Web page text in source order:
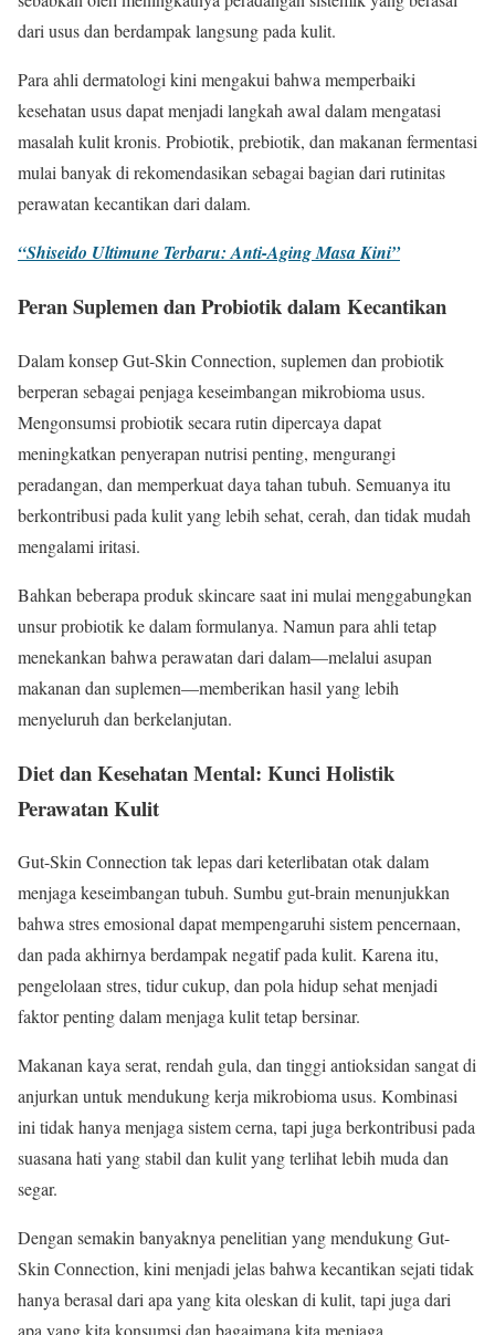
dari usus dan berdampak langsung pada kulit.
Para ahli dermatologi kini mengakui bahwa memperbaiki
kesehatan usus dapat menjadi langkah awal dalam mengatasi
masalah kulit kronis. Probiotik, prebiotik, dan makanan fermentasi
mulai banyak di rekomendasikan sebagai bagian dari rutinitas
perawatan kecantikan dari dalam.
“Shiseido Ultimune Terbaru: Anti-Aging Masa Kini”
Peran Suplemen dan Probiotik dalam Kecantikan
Dalam konsep Gut-Skin Connection, suplemen dan probiotik
berperan sebagai penjaga keseimbangan mikrobioma usus.
Mengonsumsi probiotik secara rutin dipercaya dapat
meningkatkan penyerapan nutrisi penting, mengurangi
peradangan, dan memperkuat daya tahan tubuh. Semuanya itu
berkontribusi pada kulit yang lebih sehat, cerah, dan tidak mudah
mengalami iritasi.
Bahkan beberapa produk skincare saat ini mulai menggabungkan
unsur probiotik ke dalam formulanya. Namun para ahli tetap
menekankan bahwa perawatan dari dalam—melalui asupan
makanan dan suplemen—memberikan hasil yang lebih
menyeluruh dan berkelanjutan.
Diet dan Kesehatan Mental: Kunci Holistik
Perawatan Kulit
Gut-Skin Connection tak lepas dari keterlibatan otak dalam
menjaga keseimbangan tubuh. Sumbu gut-brain menunjukkan
bahwa stres emosional dapat mempengaruhi sistem pencernaan,
dan pada akhirnya berdampak negatif pada kulit. Karena itu,
pengelolaan stres, tidur cukup, dan pola hidup sehat menjadi
faktor penting dalam menjaga kulit tetap bersinar.
Makanan kaya serat, rendah gula, dan tinggi antioksidan sangat di
anjurkan untuk mendukung kerja mikrobioma usus. Kombinasi
ini tidak hanya menjaga sistem cerna, tapi juga berkontribusi pada
suasana hati yang stabil dan kulit yang terlihat lebih muda dan
segar.
Dengan semakin banyaknya penelitian yang mendukung Gut-
Skin Connection, kini menjadi jelas bahwa kecantikan sejati tidak
hanya berasal dari apa yang kita oleskan di kulit, tapi juga dari